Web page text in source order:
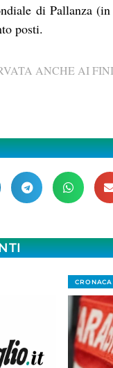
di Pallanza
posti.
ANCHE AI
CRONACA